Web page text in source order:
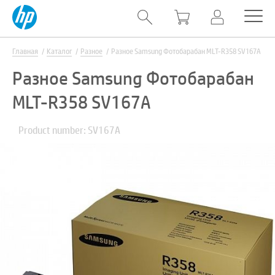
Главная Каталог Разное Разное Samsung Фотобарабан MLT-R358 SV167A
Разное Samsung Фотобарабан
MLT-R358 SV167A
Product number: SV167A